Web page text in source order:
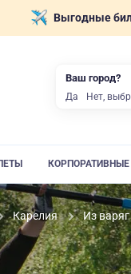
Выгодные
КОРПОРАТИВНЫЕ
Карелия Из
Ваш город?
Да Нет,